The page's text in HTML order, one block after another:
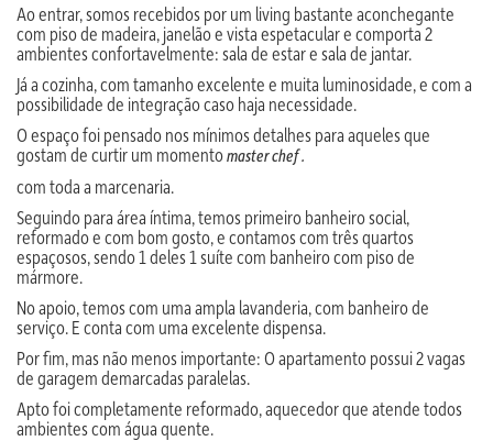
Ao entrar, somos recebidos por um living bastante aconchegante
com piso de madeira, janelão e vista espetacular e comporta 2
ambientes confortavelmente: sala de estar e sala de jantar.
Já a cozinha, com tamanho excelente e muita luminosidade, e com a
possibilidade de integração caso haja necessidade.
O espaço foi pensado nos mínimos detalhes para aqueles que
gostam de curtir um momentomaster chef .
com toda a marcenaria.
Seguindo para área íntima, temos primeiro banheiro social,
reformado e com bom gosto, e contamos com três quartos
espaçosos, sendo 1 deles 1 suíte com banheiro com piso de
mármore.
No apoio, temos com uma ampla lavanderia, com banheiro de
serviço. E conta com uma excelente dispensa.
Por fim, mas não menos importante: O apartamento possui 2 vagas
de garagem demarcadas paralelas.
Apto foi completamente reformado, aquecedor que atende todos
ambientes com água quente.